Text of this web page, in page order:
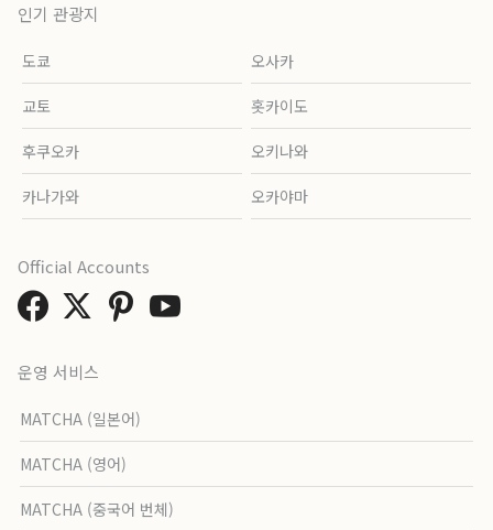
인기 관광지
도쿄 오사카
교토 홋카이도
후쿠오카 오키나와
카나가와 오카야마
운영 서비스
MATCHA (일본어)
MATCHA (영어)
MATCHA (중국어 번체)
Official Accounts